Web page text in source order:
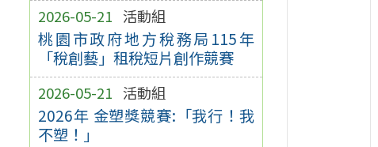
2026-05-21 活動組
桃園市政府地方稅務局115年
「稅創藝」租稅短片創作競賽
2026-05-21 活動組
2026年 金塑獎競賽:「我行！我
不塑！」